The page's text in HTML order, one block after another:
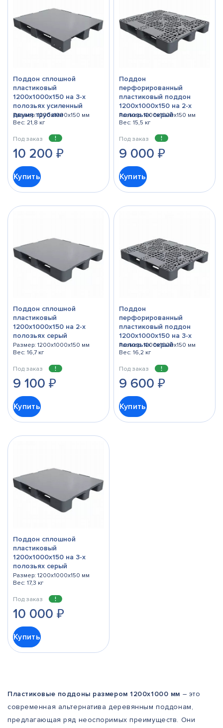
Поддон сплошной
пластиковый
1200х1000x150 на 3-х
полозьях усиленный
двумя трубами
Размер: 1200x1000x150 мм
Вес: 21,8 кг
Под заказ
10 200₽
Купить
Поддон
перфорированный
пластиковый поддон
1200х1000х150 на 2-х
полозьях серый
Размер: 1200x1000x150 мм
Вес: 15,5 кг
Под заказ
9 000 ₽
Купить
Поддон сплошной
пластиковый
1200х1000х150 на 2-х
полозьях серый
Размер: 1200x1000x150 мм
Вес: 16,7 кг
Под заказ
9 100₽
Купить
Поддон
перфорированный
пластиковый поддон
1200х1000x150 на 3-х
полозьях серый
Размер: 1200x1000x150 мм
Вес: 16,2 кг
Под заказ
9 600 ₽
Купить
Поддон сплошной
пластиковый
1200х1000х150 на 3-х
полозьях серый
Размер: 1200x1000x150 мм
Вес: 17,3 кг
Под заказ
10 000₽
Купить
Пластиковые поддоны размером 1200х1000 мм – это
современная альтернатива деревянным поддонам,
предлагающая ряд неоспоримых преимуществ. Они